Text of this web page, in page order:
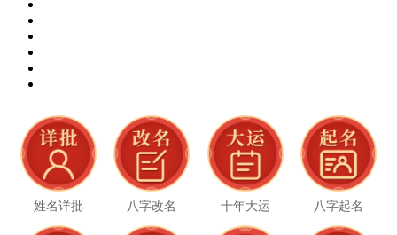
姓名详批 八字改名 十年大运 八字起名